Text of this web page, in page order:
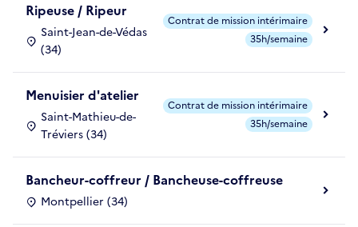
Ripeuse / Ripeur
Saint-Jean-de-Védas
(34)
Contrat de mission intérimaire
35h/semaine
Menuisier d'atelier
Saint-Mathieu-de-
Tréviers (34)
Contrat de mission intérimaire
35h/semaine
Bancheur-coffreur / Bancheuse-coffreuse
Montpellier (34)